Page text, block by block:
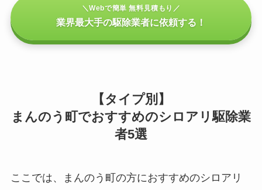
＼Webで簡単 無料見積もり／
業界最大手の駆除業者に依頼する！
【タイプ別】
まんのう町でおすすめのシロアリ駆除業
者5選
ここでは、まんのう町の方におすすめのシロアリ